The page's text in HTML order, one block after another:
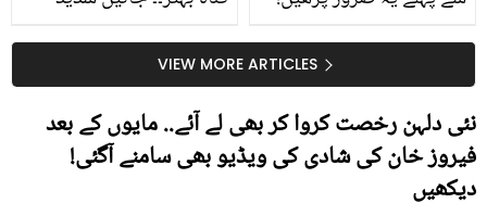
کیوں کھانا چاہیے؟
سستا اور قدرتی حلVIEW MORE ARTICLES
نئی دلہن رخصت کروا کر بھی لے آئے.. مایوں کے بعد
فیروز خان کی شادی کی ویڈیو بھی سامنے آگئی!
دیکھیں